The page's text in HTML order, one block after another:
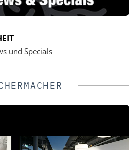
und Specials